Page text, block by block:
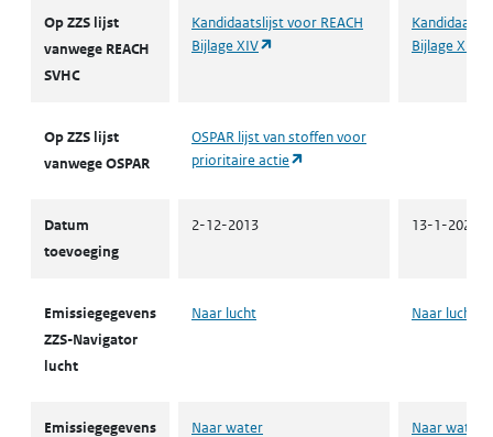
Op ZZS lijst
vanwege REACH
SVHC
Kandidaatslijst voor REACH
Bijlage XIV
(opent in een nieuw tabblad)
Bijlage XIV
Op ZZS lijst
vanwege OSPAR
OSPAR lijst van stoffen voor
prioritaire actie
Datum
toevoeging
2-12-2013 13-1-2022
Emissiegegevens
ZZS-Navigator
lucht
Naar lucht Naar lucht
Emissiegegevens
Naar water Naar water